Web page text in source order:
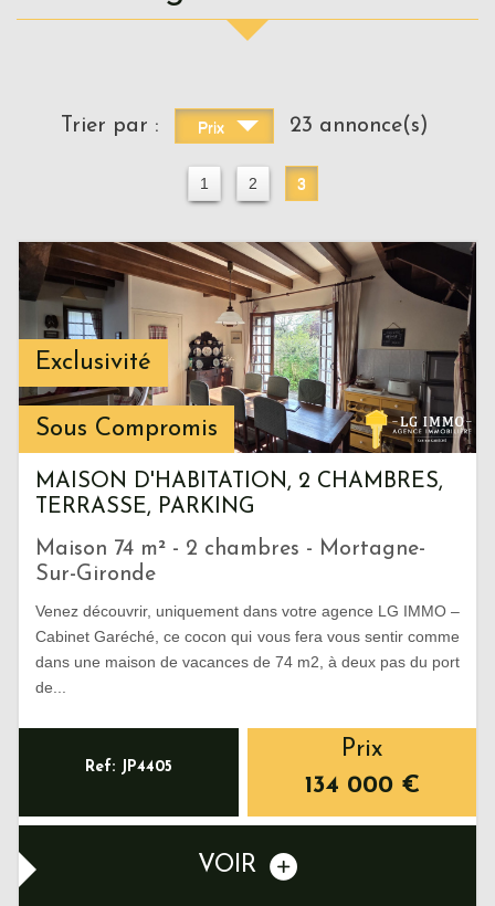
Trier par : Prix 23 annonce(s)
1 2 3
Sous Compromis
Exclusivité
MAISON D'HABITATION, 2 CHAMBRES,
TERRASSE, PARKING
Maison 74 m² - 2 chambres - Mortagne-
Sur-Gironde
Venez découvrir, uniquement dans votre agence LG IMMO –
Cabinet Garéché, ce cocon qui vous fera vous sentir comme
dans une maison de vacances de 74 m2, à deux pas du port
de...
Ref: JP4405
Prix
134 000 €
VOIR